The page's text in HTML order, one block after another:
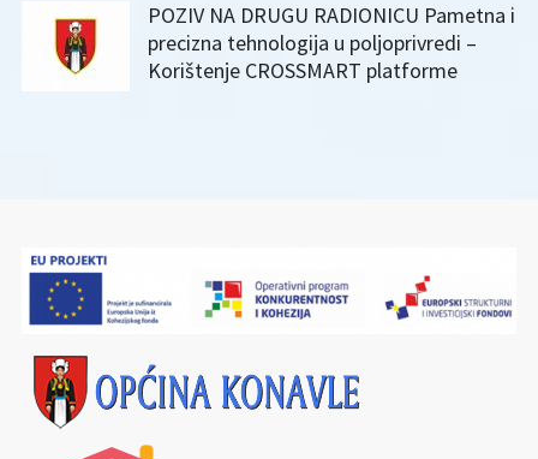
POZIV NA DRUGU RADIONICU Pametna i
precizna tehnologija u poljoprivredi –
Korištenje CROSSMART platforme